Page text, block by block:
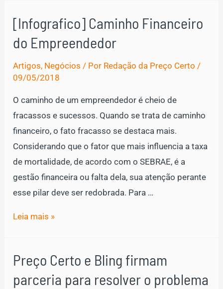
empreendedorismo
para
ávidos
crescimento
[Infografico] Caminho Financeiro
do Empreendedor
Artigos, Negócios / Por Redação da Preço Certo /
09/05/2018
O caminho de um empreendedor é cheio de
fracassos e sucessos. Quando se trata de caminho
financeiro, o fato fracasso se destaca mais.
Considerando que o fator que mais influencia a taxa
de mortalidade, de acordo com o SEBRAE, é a
gestão financeira ou falta dela, sua atenção perante
esse pilar deve ser redobrada. Para …
[Infografico]
do
Empreendedor
Leia mais »
Preço Certo e Bling firmam
parceria para resolver o problema